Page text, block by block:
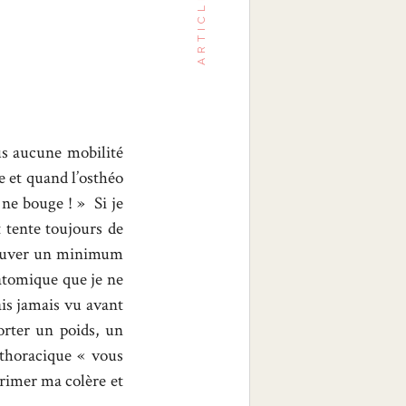
ARTICLE
aucune mobilité
quand l’osthéo
bouge ! » Si je
tente toujours de
un minimum
que je ne
jamais vu avant
un poids, un
« vous
ma colère et